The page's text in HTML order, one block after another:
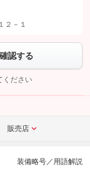
「許可する」ボタンを押
２－１
認する
ください
販売店
装備略号／用語解説